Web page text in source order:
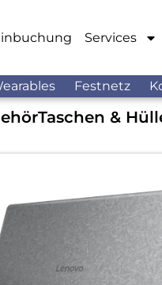
Services
Festnetz
Taschen &